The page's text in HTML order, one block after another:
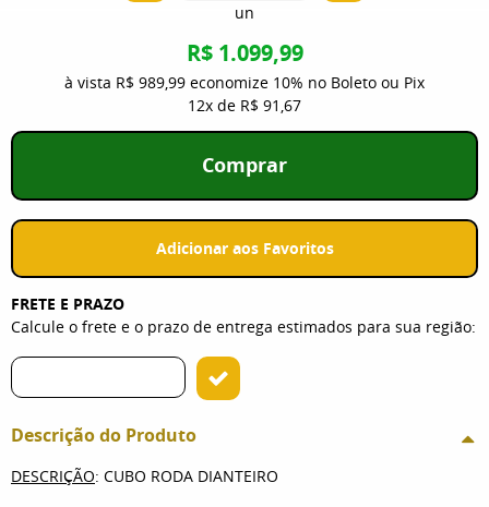
un
R$ 1.099,99
à vista R$ 989,99 economize 10% no Boleto ou Pix
12x de R$ 91,67
Comprar
Adicionar aos Favoritos
FRETE E PRAZO
Calcule o frete e o prazo de entrega estimados para sua região:
Descrição do Produto
DESCRIÇÃO: CUBO RODA DIANTEIRO